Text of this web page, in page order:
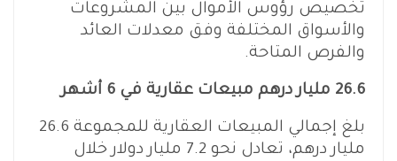
تخصيص رؤوس الأموال بين المشروعات
والأسواق المختلفة وفق معدلات العائد
والفرص المتاحة.
26.6 مليار درهم مبيعات عقارية في 6 أشهر
بلغ إجمالي المبيعات العقارية للمجموعة 26.6
مليار درهم، تعادل نحو 7.2 مليار دولار خلال